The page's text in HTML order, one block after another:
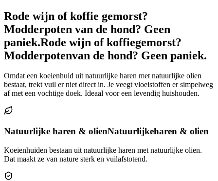
Rode wijn of koffie gemorst?
Modderpoten van de hond? Geen
paniek.Rode wijn of koffiegemorst?
Modderpotenvan de hond? Geen paniek.
Omdat een koeienhuid uit natuurlijke haren met natuurlijke olien
bestaat, trekt vuil er niet direct in. Je veegt vloeistoffen er simpelweg
af met een vochtige doek. Ideaal voor een levendig huishouden.
Natuurlijke haren & olienNatuurlijkeharen & olien
Koeienhuiden bestaan uit natuurlijke haren met natuurlijke olien.
Dat maakt ze van nature sterk en vuilafstotend.